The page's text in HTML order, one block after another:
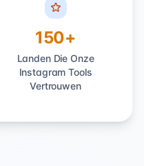
150+
Landen Die Onze
Instagram Tools
Vertrouwen